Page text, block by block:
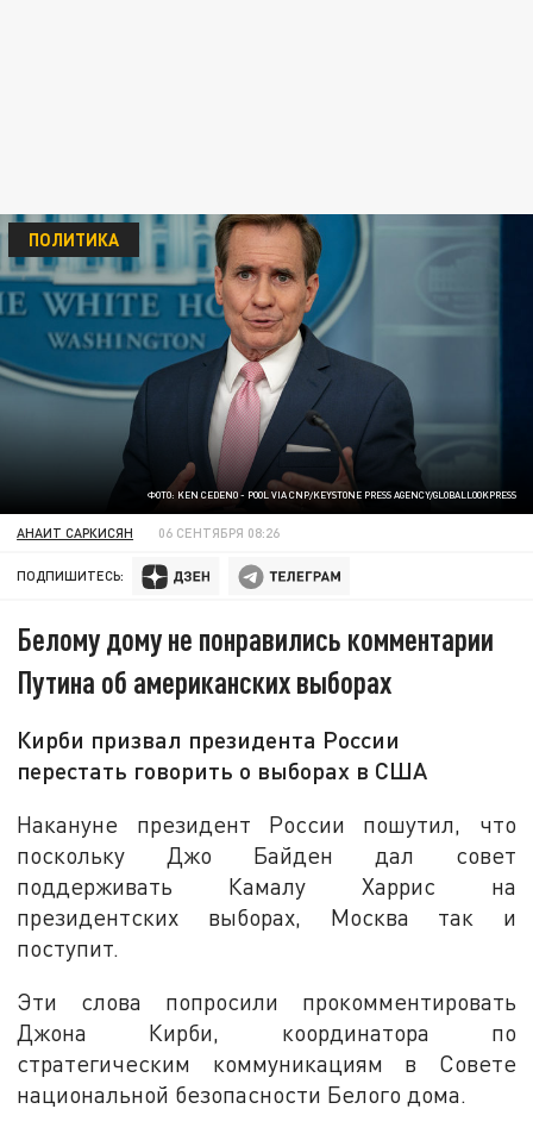
ФОТО: KEN CEDENO - POOL VIA CNP/KEYSTONE PRESS AGENCY/GLOBALLOOKPRESS
ПОЛИТИКА
АНАИТ САРКИСЯН 06 СЕНТЯБРЯ 08:26
ПОДПИШИТЕСЬ:
Белому дому не понравились комментарии
Путина об американских выборах
Кирби призвал президента России
перестать говорить о выборах в США
Накануне президент России пошутил, что
поскольку Джо Байден дал совет
поддерживать Камалу Харрис на
президентских выборах, Москва так и
поступит.
Эти слова попросили прокомментировать
Джона Кирби, координатора по
стратегическим коммуникациям в Совете
национальной безопасности Белого дома.